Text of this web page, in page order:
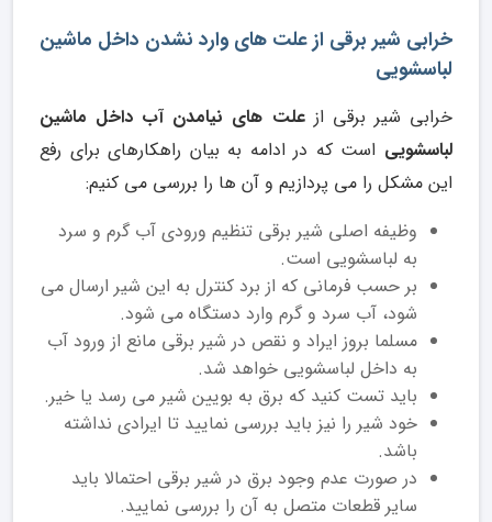
خرابی شیر برقی از علت های وارد نشدن داخل ماشین
لباسشویی
خرابی شیر برقی ازعلت های نیامدن آب داخل ماشین
لباسشویی است که در ادامه به بیان راهکارهای برای رفع
این مشکل را می پردازیم و آن ها را بررسی می کنیم:
وظیفه اصلی شیر برقی تنظیم ورودی آب گرم و سرد
به لباسشویی است.
بر حسب فرمانی که از برد کنترل به این شیر ارسال می
شود، آب سرد و گرم وارد دستگاه می شود.
مسلما بروز ایراد و نقص در شیر برقی مانع از ورود آب
به داخل لباسشویی خواهد شد.
باید تست کنید که برق به بویین شیر می رسد یا خیر.
خود شیر را نیز باید بررسی نمایید تا ایرادی نداشته
باشد.
در صورت عدم وجود برق در شیر برقی احتمالا باید
سایر قطعات متصل به آن را بررسی نمایید.